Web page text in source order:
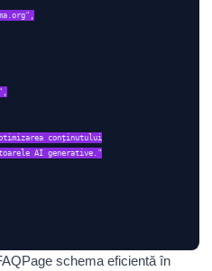
conținutului
AI generative."
schema eficientă în